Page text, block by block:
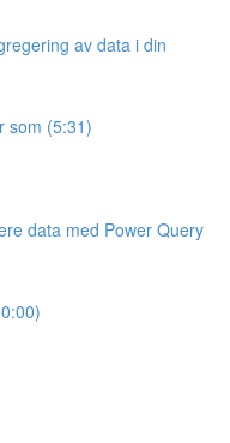
av data i din
som (5:31)
data med Power Query